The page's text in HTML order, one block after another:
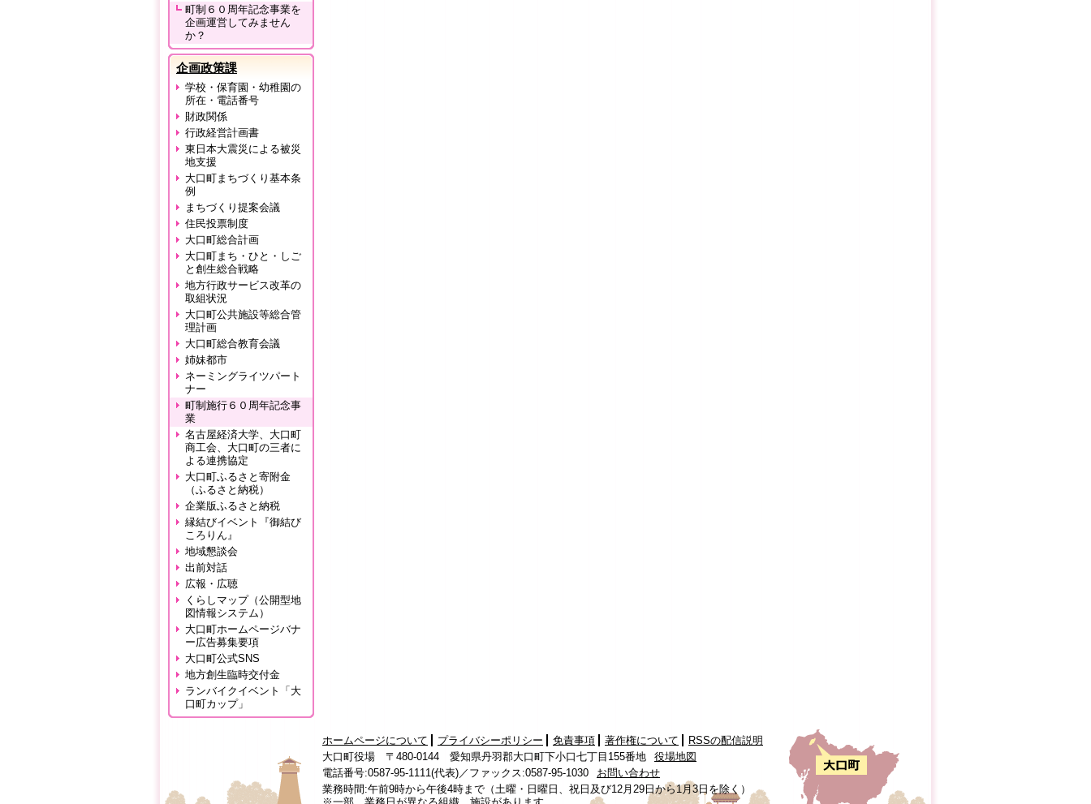
町制６０周年記念事業を
企画運営してみません
か？
企画政策課
学校・保育園・幼稚園の
所在・電話番号
財政関係
行政経営計画書
東日本大震災による被災
地支援
大口町まちづくり基本条
例
まちづくり提案会議
住民投票制度
大口町総合計画
大口町まち・ひと・しご
と創生総合戦略
地方行政サービス改革の
取組状況
大口町公共施設等総合管
理計画
大口町総合教育会議
姉妹都市
ネーミングライツパート
ナー
町制施行６０周年記念事
業
名古屋経済大学、大口町
商工会、大口町の三者に
よる連携協定
大口町ふるさと寄附金
（ふるさと納税）
企業版ふるさと納税
縁結びイベント『御結び
ころりん』
地域懇談会
出前対話
広報・広聴
くらしマップ（公開型地
図情報システム）
大口町ホームページバナ
ー広告募集要項
大口町公式SNS
地方創生臨時交付金
ランバイクイベント「大
口町カップ」
ホームページについて プライバシーポリシー 免責事項 著作権について
RSSの配信説明
大口町役場 〒480-0144 愛知県丹羽郡大口町下小口七丁目155番地
役場地図
電話番号:0587-95-1111(代表)／ファックス:0587-95-1030
お問い合わせ
業務時間:午前9時から午後4時まで（土曜・日曜日、祝日及び12月29日から1月3日を除く）